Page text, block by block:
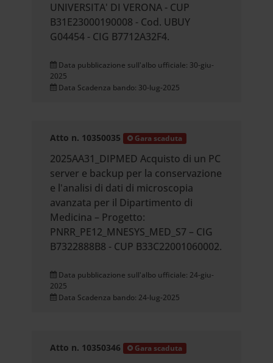
UNIVERSITA' DI VERONA - CUP
B31E23000190008 - Cod. UBUY
G04454 - CIG B7712A32F4.
Data pubblicazione sull'albo ufficiale: 30-giu-
2025
Data Scadenza bando: 30-lug-2025
Atto n. 10350035 Gara scaduta
2025AA31_DIPMED Acquisto di un PC
server e backup per la conservazione
e l'analisi di dati di microscopia
avanzata per il Dipartimento di
Medicina – Progetto:
PNRR_PE12_MNESYS_MED_S7 – CIG
B7322888B8 - CUP B33C22001060002.
Data pubblicazione sull'albo ufficiale: 24-giu-
2025
Data Scadenza bando: 24-lug-2025
Atto n. 10350346 Gara scaduta